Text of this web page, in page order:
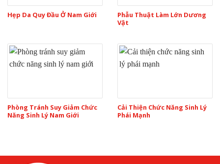
Hẹp Da Quy Đầu Ở Nam Giới
Phẫu Thuật Làm Lớn Dương
Vật
Phòng Tránh Suy Giảm Chức
Năng Sinh Lý Nam Giới
Cải Thiện Chức Năng Sinh Lý
Phái Mạnh